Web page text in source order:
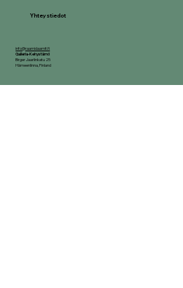
Yhteystiedot
info@raamidaamit.fi
Galleria-Kehystämö
Birger Jaarlinkatu 25
Hämeenlinna, Finland